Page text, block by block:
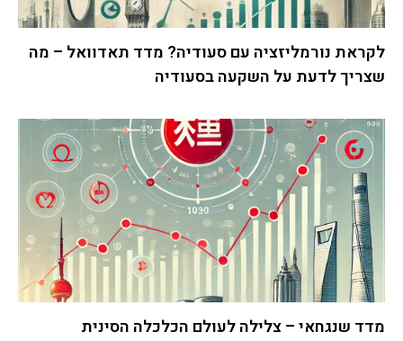
לקראת נורמליזציה עם סעודיה? מדד תאדוואל – מה
שצריך לדעת על השקעה בסעודיה
מדד שנגחאי – צלילה לעולם הכלכלה הסינית